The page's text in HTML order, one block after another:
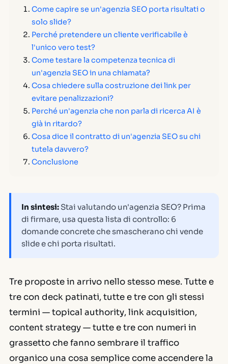
Come capire se un'agenzia SEO porta risultati o
solo slide?
Perché pretendere un cliente verificabile è
l'unico vero test?
Come testare la competenza tecnica di
un'agenzia SEO in una chiamata?
Cosa chiedere sulla costruzione dei link per
evitare penalizzazioni?
Perché un'agenzia che non parla di ricerca AI è
già in ritardo?
Cosa dice il contratto di un'agenzia SEO su chi
tutela davvero?
Conclusione
In sintesi: Stai valutando un'agenzia SEO? Prima
di firmare, usa questa lista di controllo: 6
domande concrete che smascherano chi vende
slide e chi porta risultati.
Tre proposte in arrivo nello stesso mese. Tutte e
tre con deck patinati, tutte e tre con gli stessi
termini —topical authority,link acquisition,
content strategy— tutte e tre con numeri in
grassetto che fanno sembrare il traffico
organico una cosa semplice come accendere la